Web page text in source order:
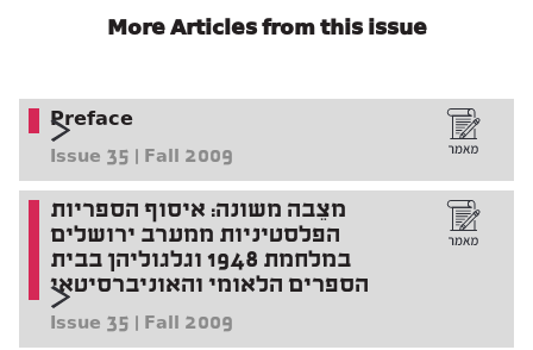
More Articles from this issue
Preface
Issue 35 | Fall 2009
מצֵבה משונה: איסוף הספריות
הפלסטיניות ממערב ירושלים
במלחמת 1948 וגלגוליהן בבית
הספרים הלאומי והאוניברסיטאי
Issue 35 | Fall 2009